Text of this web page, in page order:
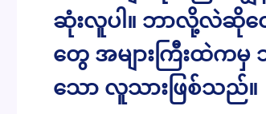
ဆုံးလူပါ။ ဘာလို့လဲ
တွေ အများကြီးထဲက
သော လူသားဖြစ်သည်။